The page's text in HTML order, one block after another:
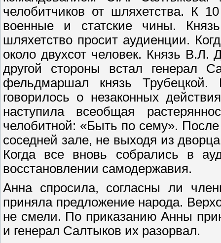
челобитчиков от шляхетства. К
военные и статские чины.
шляхетство просит аудиенции.
около двухсот человек. Князь
другой стороны встал генерал
фельдмаршал князь Трубецкой.
говорилось о незаконных
наступила всеобщая
челобитной: «Быть по сему».
соседней зале, не выходя из
Когда все вновь собрались в
восстановлении самодержавия.
Анна спросила, согласны ли
приняла предложение народа.
не смели. По приказанию Анны
и генерал Салтыков их разорвал.